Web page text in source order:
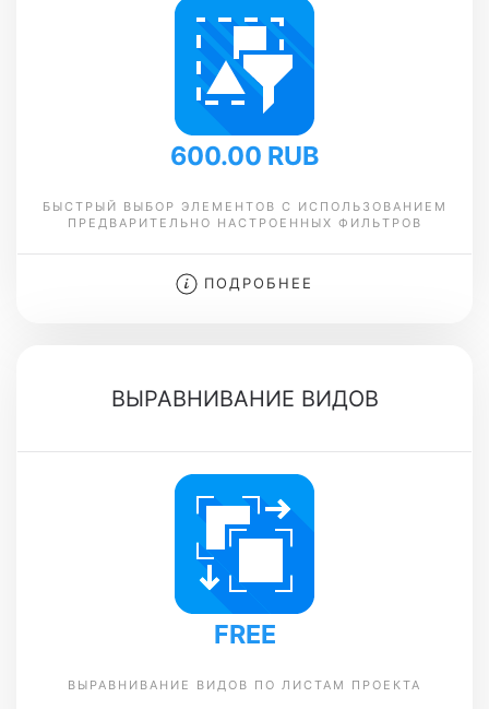
600.00 RUB
БЫСТРЫЙ ВЫБОР ЭЛЕМЕНТОВ С ИСПОЛЬЗОВАНИЕМ
ПРЕДВАРИТЕЛЬНО НАСТРОЕННЫХ ФИЛЬТРОВ
ПОДРОБНЕЕ
ВЫРАВНИВАНИЕ ВИДОВ
FREE
ВЫРАВНИВАНИЕ ВИДОВ ПО ЛИСТАМ ПРОЕКТА